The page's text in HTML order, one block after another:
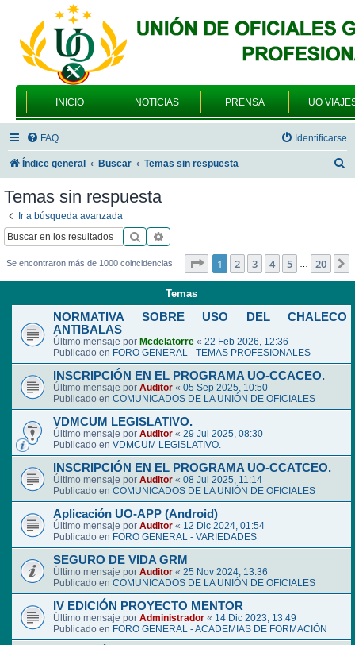
INICIO NOTICIAS PRENSA UO
FAQ Identificarse
Índice general Buscar Temas sin respuesta
Temas sin respuesta
Ir a búsqueda avanzada
Buscar
Se encontraron más de 1000 coincidencias Página de 20
1 2 3 4 5 … 20
Temas
NORMATIVA SOBRE USO DEL CHALECO
ANTIBALAS
Último mensaje por Mcdelatorre « 22 Feb 2026, 12:36
Publicado en FORO GENERAL - TEMAS PROFESIONALES
INSCRIPCIÓN EN EL PROGRAMA UO-CCACEO.
Último mensaje por Auditor « 05 Sep 2025, 10:50
Publicado en COMUNICADOS DE LA UNIÓN DE OFICIALES
VDMCUM LEGISLATIVO.
Último mensaje por Auditor « 29 Jul 2025, 08:30
Publicado en VDMCUM LEGISLATIVO.
INSCRIPCIÓN EN EL PROGRAMA UO-CCATCEO.
Último mensaje por Auditor « 08 Jul 2025, 11:14
Publicado en COMUNICADOS DE LA UNIÓN DE OFICIALES
Aplicación UO-APP (Android)
Último mensaje por Auditor « 12 Dic 2024, 01:54
Publicado en FORO GENERAL - VARIEDADES
SEGURO DE VIDA GRM
Último mensaje por Auditor « 25 Nov 2024, 13:36
Publicado en COMUNICADOS DE LA UNIÓN DE OFICIALES
IV EDICIÓN PROYECTO MENTOR
Último mensaje por Administrador « 14 Dic 2023, 13:49
Publicado en FORO GENERAL - ACADEMIAS DE FORMACIÓN